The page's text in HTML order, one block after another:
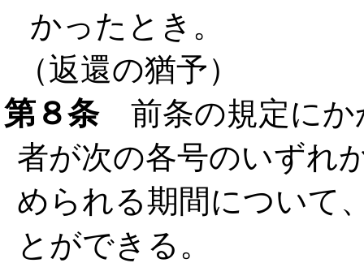
かったとき。
（返還の猶予）
第８条前条の規定にか
者が次の各号のいずれ
められる期間について
とができる。